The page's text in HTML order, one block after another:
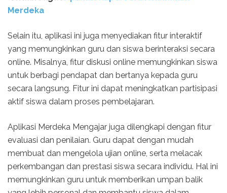
Merdeka
Selain itu, aplikasi ini juga menyediakan fitur interaktif
yang memungkinkan guru dan siswa berinteraksi secara
online. Misalnya, fitur diskusi online memungkinkan siswa
untuk berbagi pendapat dan bertanya kepada guru
secara langsung. Fitur ini dapat meningkatkan partisipasi
aktif siswa dalam proses pembelajaran.
Aplikasi Merdeka Mengajar juga dilengkapi dengan fitur
evaluasi dan penilaian. Guru dapat dengan mudah
membuat dan mengelola ujian online, serta melacak
perkembangan dan prestasi siswa secara individu. Hal ini
memungkinkan guru untuk memberikan umpan balik